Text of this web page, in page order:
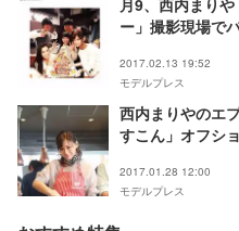
ー」撮影現場で
2017.02.13 19:52
モデルプレス
西内まりやのエ
すこん」オフシ
2017.01.28 12:00
モデルプレス